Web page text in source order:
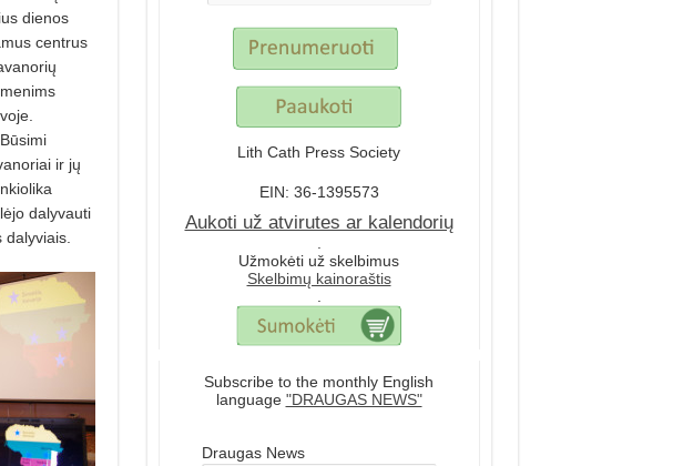
dienos
centrus
ir jų
dalyvauti
Lith Cath Press Society
EIN: 36-1395573
Aukoti už atvirutes ar kalendorių
.
Užmokėti už skelbimus
Skelbimų kainoraštis
.
Subscribe to the monthly English
language "DRAUGAS NEWS"
Draugas News